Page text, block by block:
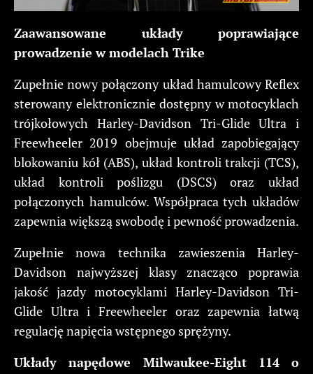
Zaawansowane układy poprawiające
prowadzenie w modelach Trike
Zupełnie nowy połączony układ hamulcowy Reflex
sterowany elektronicznie dostępny w motocyklach
trójkołowych Harley-Davidson Tri-Glide Ultra i
Freewheeler 2019 obejmuje układ zapobiegający
blokowaniu kół (ABS), układ kontroli trakcji (TCS),
układ kontroli poślizgu (DSCS) oraz układ
połączonych hamulców. Współpraca tych układów
zapewnia większą swobodę i pewność prowadzenia.
Zupełnie nowa technika zawieszenia Harley-
Davidson najwyższej klasy znacząco poprawia
jakość jazdy motocyklami Harley-Davidson Tri-
Glide Ultra i Freewheeler oraz zapewnia łatwą
regulację napięcia wstępnego sprężyny.
Układy napędowe Milwaukee-Eight 114 o